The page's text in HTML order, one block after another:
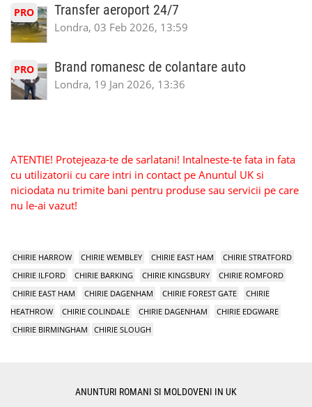
PRO Transfer aeroport 24/7
Londra, 03 Feb 2026, 13:59
PRO Brand romanesc de colantare auto
Londra, 19 Jan 2026, 13:36
ATENTIE! Protejeaza-te de sarlatani! Intalneste-te fata in fata
cu utilizatorii cu care intri in contact pe Anuntul UK si
niciodata nu trimite bani pentru produse sau servicii pe care
nu le-ai vazut!
CHIRIE HARROW CHIRIE WEMBLEY CHIRIE EAST HAM
CHIRIE STRATFORD
CHIRIE ILFORD
CHIRIE BARKING CHIRIE KINGSBURY
CHIRIE ROMFORD
CHIRIE EAST HAM
CHIRIE DAGENHAM CHIRIE FOREST GATE
CHIRIE
HEATHROW
CHIRIE COLINDALE CHIRIE DAGENHAM
CHIRIE EDGWARE
CHIRIE BIRMINGHAM
CHIRIE SLOUGH
ANUNTURI ROMANI SI MOLDOVENI IN UK